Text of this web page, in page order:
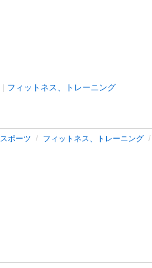
フィットネス、トレーニング
スポーツ フィットネス、トレーニング